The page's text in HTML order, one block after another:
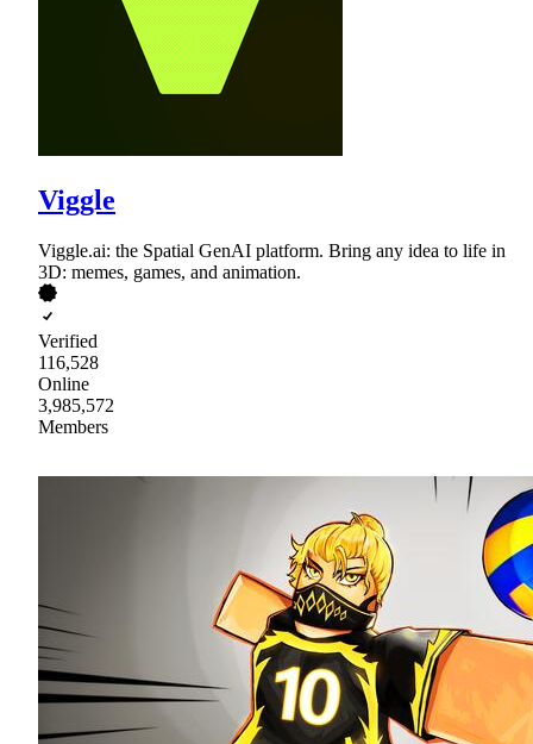
Viggle
Viggle.ai: the Spatial GenAI platform. Bring any idea to life in
3D: memes, games, and animation.
Verified
116,528
Online
3,985,572
Members